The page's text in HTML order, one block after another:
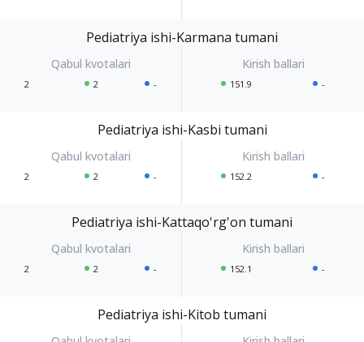
Pediatriya ishi-Karmana tumani
2 2 - 151.9 -
Pediatriya ishi-Kasbi tumani
2 2 - 152.2 -
Pediatriya ishi-Kattaqo'rg'on tumani
2 2 - 152.1 -
Pediatriya ishi-Kitob tumani